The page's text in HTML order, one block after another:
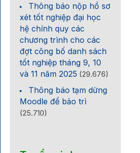
Thông báo nộp hồ sơ
xét tốt nghiệp đại học
hệ chính quy các
chương trình cho các
đợt công bố danh sách
tốt nghiệp tháng 9, 10
và 11 năm 2025 (29.676)
Thông báo tạm dừng
Moodle để bảo trì
(25.710)